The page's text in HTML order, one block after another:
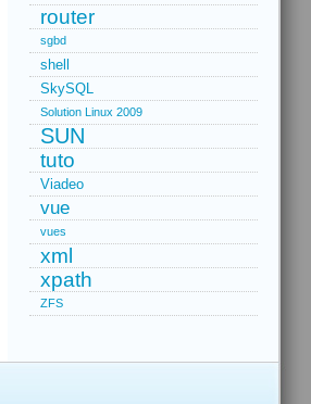
router
sgbd
shell
SkySQL
Solution Linux 2009
SUN
tuto
Viadeo
vue
vues
xml
xpath
ZFS